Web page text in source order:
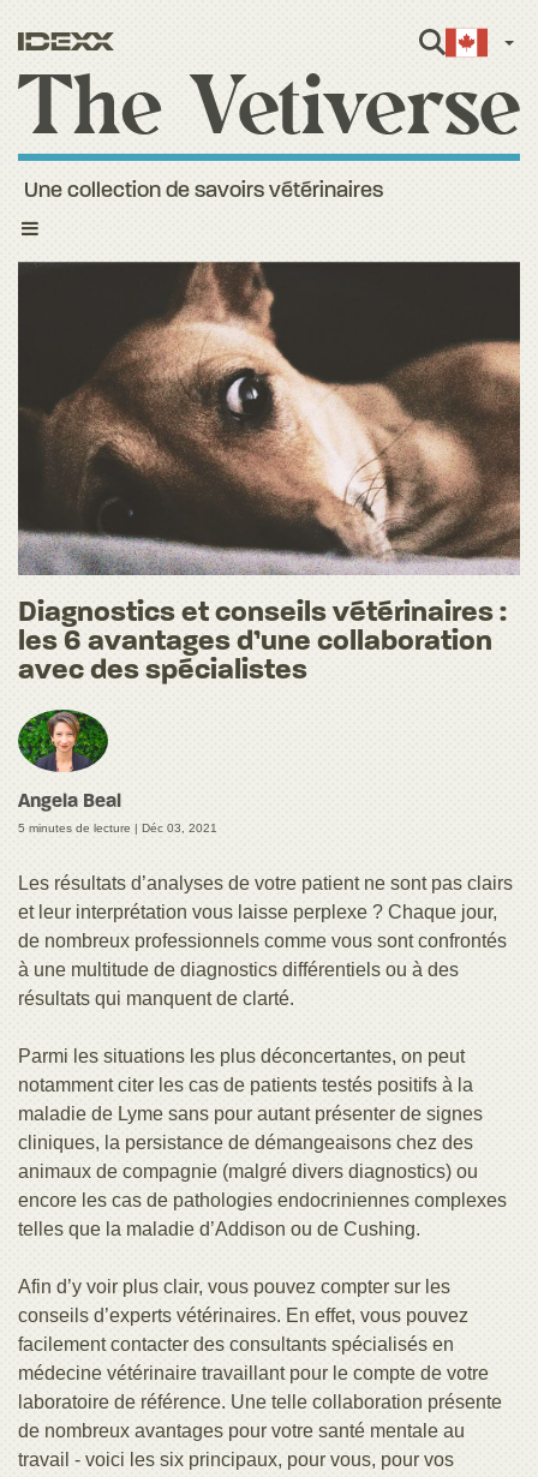
Toggle
Une collection de savoirs vétérinaires
Diagnostics et conseils vétérinaires :
les 6 avantages d’une collaboration
avec des spécialistes
Angela Beal
5 minutes de lecture | Déc 03, 2021
Les résultats d’analyses de votre patient ne sont pas clairs
et leur interprétation vous laisse perplexe ? Chaque jour,
de nombreux professionnels comme vous sont confrontés
à une multitude de diagnostics différentiels ou à des
résultats qui manquent de clarté.
Parmi les situations les plus déconcertantes, on peut
notamment citer les cas de patients testés positifs à la
maladie de Lyme sans pour autant présenter de signes
cliniques, la persistance de démangeaisons chez des
animaux de compagnie (malgré divers diagnostics) ou
encore les cas de pathologies endocriniennes complexes
telles que la maladie d’Addison ou de Cushing.
Afin d’y voir plus clair, vous pouvez compter sur les
conseils d’experts vétérinaires. En effet, vous pouvez
facilement contacter des consultants spécialisés en
médecine vétérinaire travaillant pour le compte de votre
laboratoire de référence. Une telle collaboration présente
de nombreux avantages pour votre santé mentale au
travail - voici les six principaux, pour vous, pour vos